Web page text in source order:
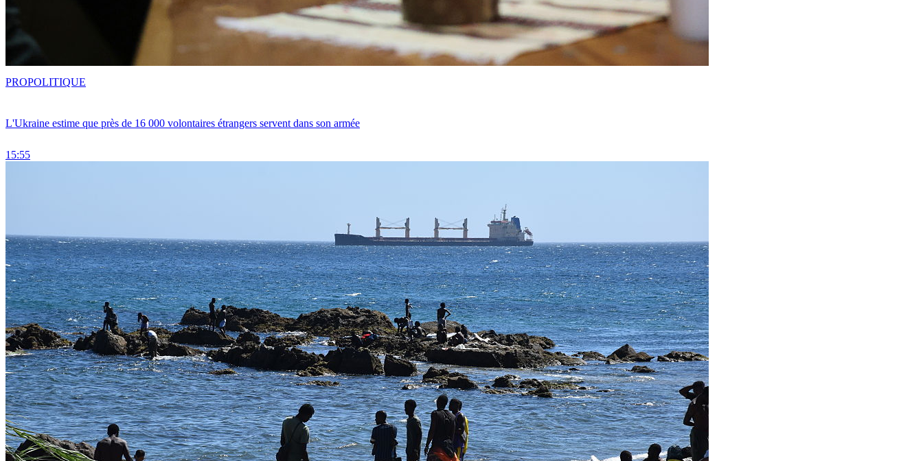
L'Ukraine estime que près de 16 000 volontaires étrangers servent dans son armée
15:55
PROPOLITIQUE